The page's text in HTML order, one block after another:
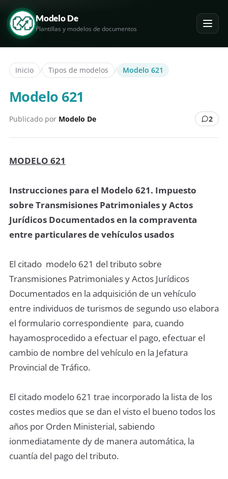
Modelo De
Plantillas y modelos de documentos
Inicio / Tipos de modelos / Modelo 621
Modelo 621
Publicado por Modelo De 2
MODELO 621
Instrucciones para el Modelo 621. Impuesto
sobre Transmisiones Patrimoniales y Actos
Jurídicos Documentados en la compraventa
entre particulares de vehículos usados
El citado modelo 621 del tributo sobre
Transmisiones Patrimoniales y Actos Jurídicos
Documentados en la adquisición de un vehículo
entre individuos de turismos de segundo uso elabora
el formulario correspondiente para, cuando
hayamosprocedido a efectuar el pago, efectuar el
cambio de nombre del vehículo en la Jefatura
Provincial de Tráfico.
El citado modelo 621 trae incorporado la lista de los
costes medios que se dan el visto el bueno todos los
años por Orden Ministerial, sabiendo
ionmediatamente dy de manera automática, la
cuantía del pago del tributo.